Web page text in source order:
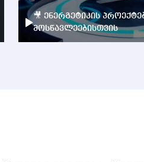
🎥 ენერგეტიკის
მოსწავლეებისთვის